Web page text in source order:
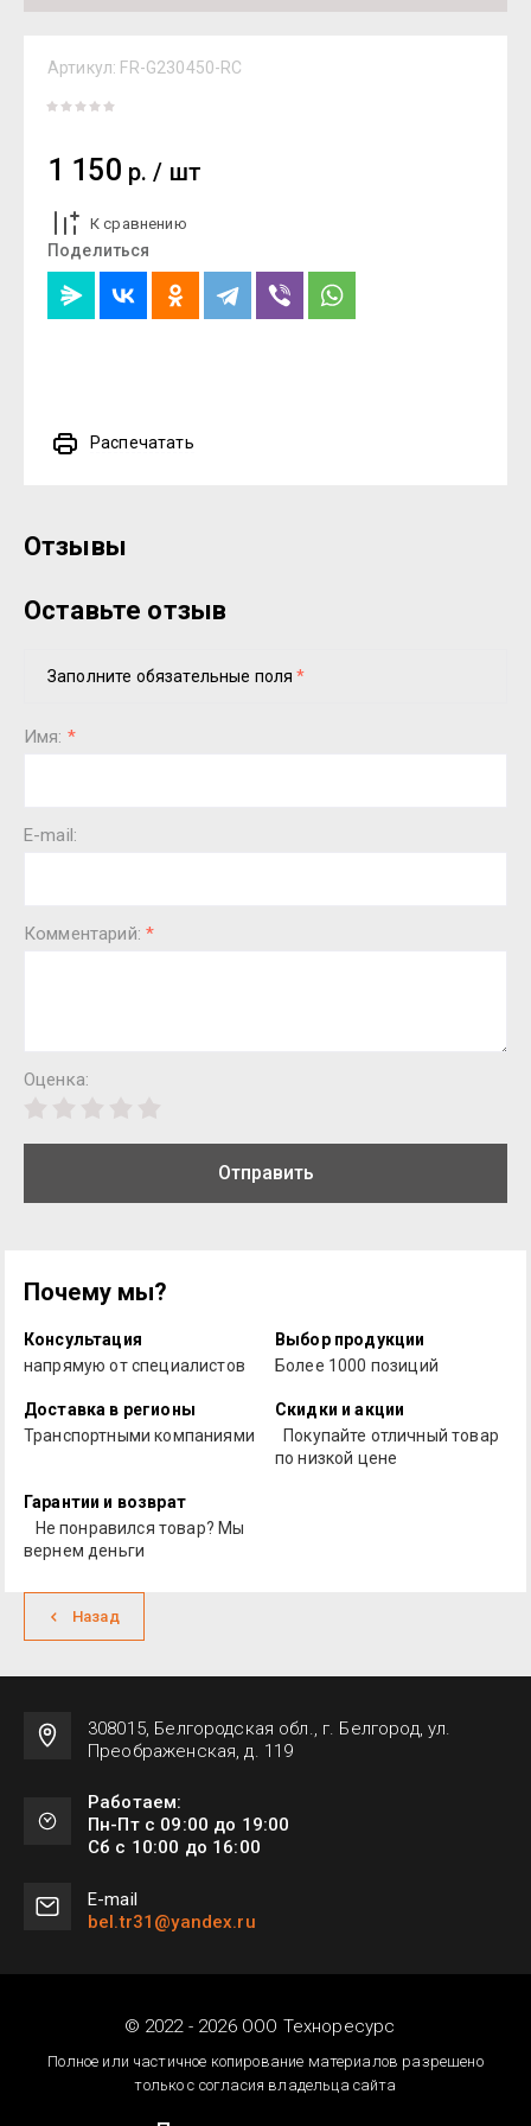
Артикул: FR-G230450-RC
1 150 р. / шт
К сравнению
Поделиться
Распечатать
Отзывы
Оставьте отзыв
Заполните обязательные поля*
Имя: *
E-mail:
Комментарий:*
Оценка:
Отправить
Почему мы?
Консультация
напрямую от специалистов
Выбор продукции
Более 1000 позиций
Доставка в регионы
Транспортными компаниями
Скидки и акции
Покупайте отличный товар
по низкой цене
Гарантии и возврат
Не понравился товар? Мы
вернем деньги
Назад
308015, Белгородская обл., г. Белгород, ул.
Преображенская, д. 119
Работаем:
Пн-Пт с 09:00 до 19:00
Сб с 10:00 до 16:00
Е-mail
bel.tr31@yandex.ru
© 2022 - 2026 ООО Техноресурс
Полное или частичное копирование материалов разрешено
только с согласия владельца сайта